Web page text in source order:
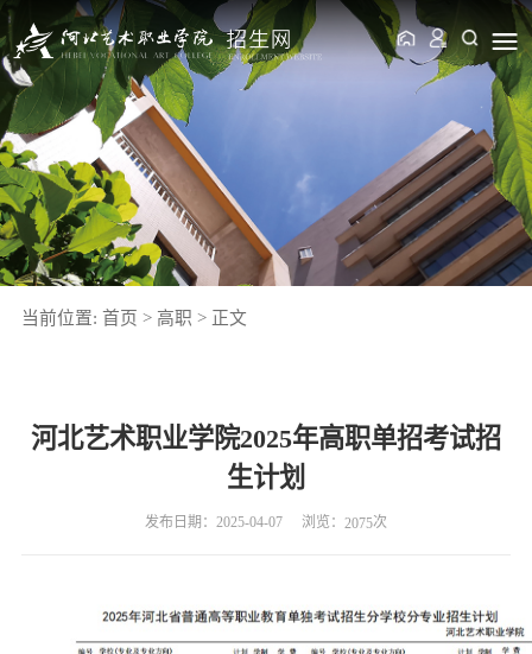
当前位置: 首页 > 高职 > 正文
河北艺术职业学院2025年高职单招考试招
生计划
发布日期：2025-04-07 浏览： 2075次